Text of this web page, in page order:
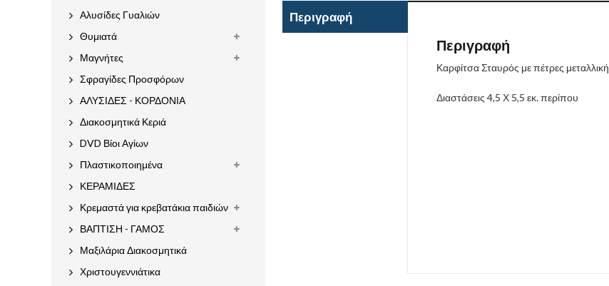
Περιγραφή
Περιγραφή
Καρφίτσα Σταυρός με πέτρες μεταλλική
Διαστάσεις 4,5 Χ 5,5 εκ. περίπου
Αλυσίδες Γυαλιών
Θυμιατά
Μαγνήτες
Σφραγίδες Προσφόρων
ΑΛΥΣΙΔΕΣ - ΚΟΡΔΟΝΙΑ
Διακοσμητικά Κεριά
DVD Βίοι Αγίων
Πλαστικοποιημένα
ΚΕΡΑΜΙΔΕΣ
Κρεμαστά για κρεβατάκια παιδιών
ΒΑΠΤΙΣΗ - ΓΑΜΟΣ
Μαξιλάρια Διακοσμητικά
Χριστουγεννιάτικα